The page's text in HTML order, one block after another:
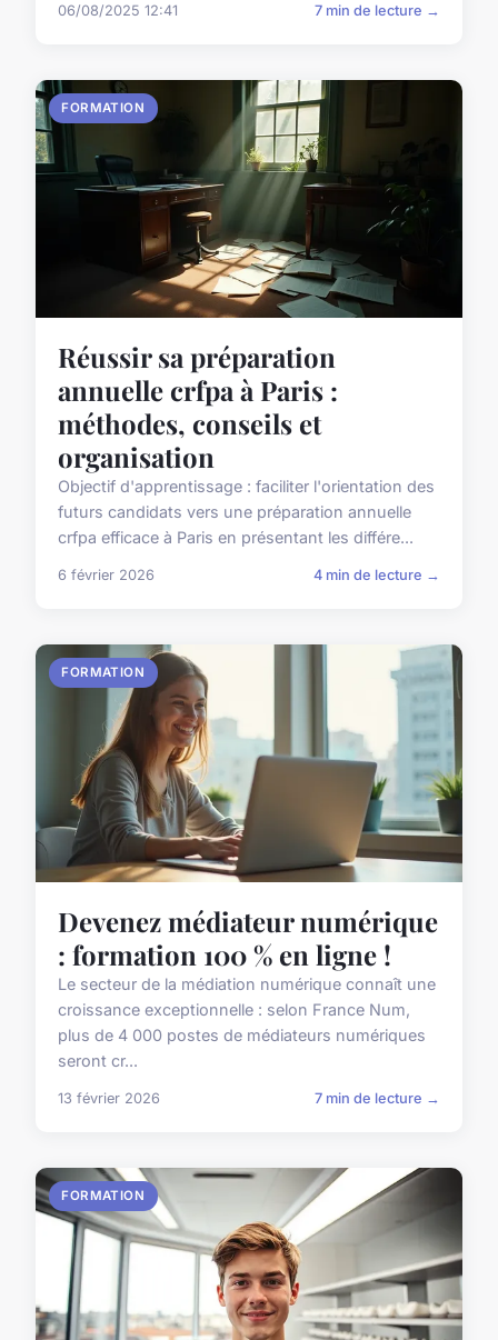
06/08/2025 12:41 7 min de lecture →
FORMATION
Réussir sa préparation
annuelle crfpa à Paris :
méthodes, conseils et
organisation
Objectif d'apprentissage : faciliter l'orientation des
futurs candidats vers une préparation annuelle
crfpa efficace à Paris en présentant les différe...
6 février 2026 4 min de lecture →
FORMATION
Devenez médiateur numérique
: formation 100 % en ligne !
Le secteur de la médiation numérique connaît une
croissance exceptionnelle : selon France Num,
plus de 4 000 postes de médiateurs numériques
seront cr...
13 février 2026 7 min de lecture →
FORMATION